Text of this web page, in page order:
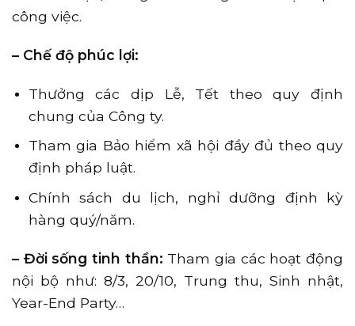
công việc.
– Chế độ phúc lợi:
Thưởng các dịp Lễ, Tết theo quy định
chung của Công ty.
Tham gia Bảo hiểm xã hội đầy đủ theo quy
định pháp luật.
Chính sách du lịch, nghỉ dưỡng định kỳ
hàng quý/năm.
– Đời sống tinh thần: Tham gia các hoạt động
nội bộ như: 8/3, 20/10, Trung thu, Sinh nhật,
Year-End Party…